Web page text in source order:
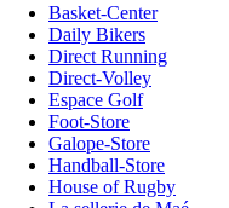
Basket-Center
Daily Bikers
Direct Running
Direct-Volley
Espace Golf
Foot-Store
Galope-Store
Handball-Store
House of Rugby